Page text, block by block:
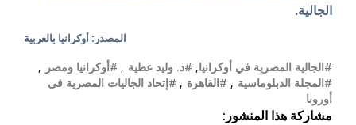
الجالية.
المصدر: أوكرانيا بالعربية
#الجالية المصرية في أوكرانيا, #د. وليد عطية , #أوكرانيا ومصر ,
#المجلة الدبلوماسية , #القاهرة , #إتحاد الجاليات المصرية فى
أوروبا
مشاركة هذا المنشور: